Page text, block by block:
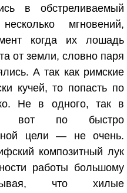
в обстреливаемый
мгновений,
когда их лошадь
от земли, словно паря
А так как римские
кучей, то попасть по
Не в одного, так в
вот по быстро
цели — не очень.
композитный лук
работы большому
что хилые